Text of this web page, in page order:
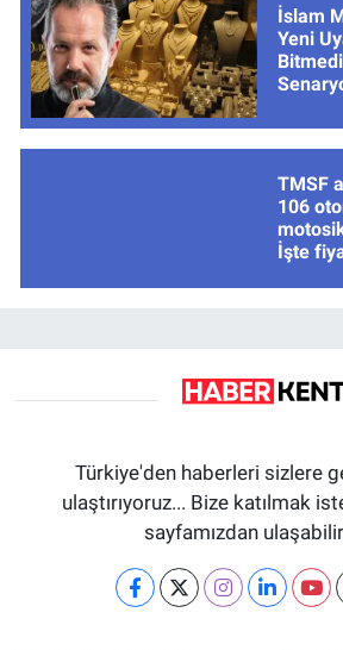
İslam
Yeni
TMSF
106
İşte
Türkiye'den haberleri sizlere
ulaştırıyoruz... Bize katılmak
sayfamızdan